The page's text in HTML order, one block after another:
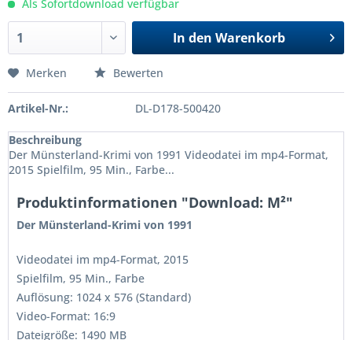
Als Sofortdownload verfügbar
In den Warenkorb
Merken Bewerten
Artikel-Nr.: DL-D178-500420
Beschreibung
Der Münsterland-Krimi von 1991 Videodatei im mp4-Format,
2015 Spielfilm, 95 Min., Farbe...
Produktinformationen "Download: M²"
Der Münsterland-Krimi von 1991
Videodatei im mp4-Format, 2015
Spielfilm, 95 Min., Farbe
Auflösung: 1024 x 576 (Standard)
Video-Format: 16:9
Dateigröße: 1490 MB